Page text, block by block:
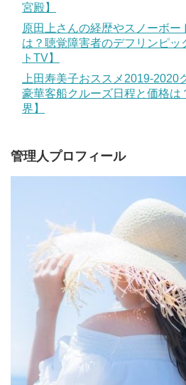
宮殿】
原田上さんの経歴やスノーボー
は？聴覚障害者のデフリンピッ
トTV】
上田寿美子おススメ2019-
豪華客船クルーズ日程と価格は
界】
管理人プロフィール